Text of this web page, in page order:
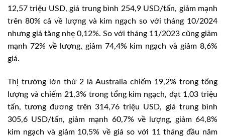
12,57 triệu USD, giá trung bình 254,9 USD/tấn, giảm mạnh
trên 80% cả về lượng và kim ngạch so với tháng 10/2024
nhưng giá tăng nhẹ 0,12%. So với tháng 11/2023 cũng giảm
mạnh 72% về lượng, giảm 74,4% kim ngạch và giảm 8,6%
giá.
Thị trường lớn thứ 2 là Australia chiếm 19,2% trong tổng
lượng và chiếm 21,3% trong tổng kim ngạch, đạt 1,03 triệu
tấn, tương đương trên 314,76 triệu USD, giá trung bình
305,6 USD/tấn, giảm mạnh 60,7% về lượng, giảm 64,8%
kim ngạch và giảm 10,5% về giá so với 11 tháng đầu năm